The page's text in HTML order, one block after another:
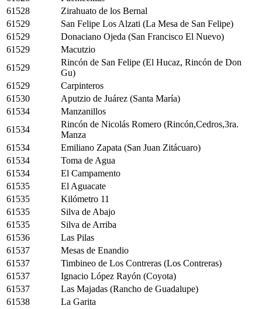
61528
Zirahuato de los Bernal
61529
San Felipe Los Alzati (La Mesa de San Felipe)
61529
Donaciano Ojeda (San Francisco El Nuevo)
61529
Macutzio
61529
Rincón de San Felipe (El Hucaz, Rincón de Don
Gu)
61529
Carpinteros
61530
Aputzio de Juárez (Santa María)
61534
Manzanillos
61534
Rincón de Nicolás Romero (Rincón,Cedros,3ra.
Manza
61534
Emiliano Zapata (San Juan Zitácuaro)
61534
Toma de Agua
61534
El Campamento
61535
El Aguacate
61535
Kilómetro 11
61535
Silva de Abajo
61535
Silva de Arriba
61536
Las Pilas
61537
Mesas de Enandio
61537
Timbineo de Los Contreras (Los Contreras)
61537
Ignacio López Rayón (Coyota)
61537
Las Majadas (Rancho de Guadalupe)
61538
La Garita